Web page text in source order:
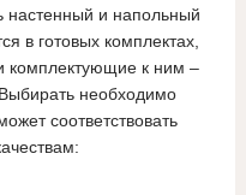
настенный и напольный
в готовых комплектах,
комплектующие к ним –
необходимо
соответствовать